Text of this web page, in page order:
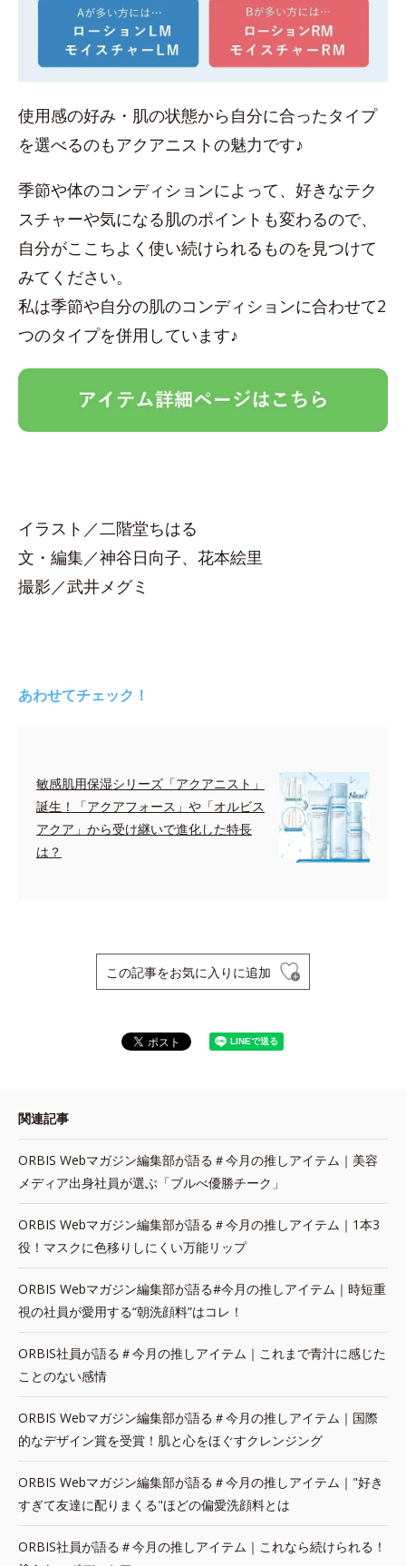
使用感の好み・肌の状態から自分に合ったタイプ
を選べるのもアクアニストの魅力です♪
季節や体のコンディションによって、好きなテク
スチャーや気になる肌のポイントも変わるので、
自分がここちよく使い続けられるものを見つけて
みてください。
私は季節や自分の肌のコンディションに合わせて2
つのタイプを併用しています♪
イラスト／二階堂ちはる
文・編集／神谷日向子、花本絵里
撮影／武井メグミ
あわせてチェック！
敏感肌用保湿シリーズ「アクアニスト」
誕生！「アクアフォース」や「オルビス
アクア」から受け継いで進化した特長
は？
この記事をお気に入りに追加
関連記事
ORBIS Webマガジン編集部が語る＃今月の推しアイテム｜美容
メディア出身社員が選ぶ「ブルべ優勝チーク」
ORBIS Webマガジン編集部が語る＃今月の推しアイテム｜1本3
役！マスクに色移りしにくい万能リップ
ORBIS Webマガジン編集部が語る#今月の推しアイテム｜時短重
視の社員が愛用する“朝洗顔料”はコレ！
ORBIS社員が語る＃今月の推しアイテム｜これまで青汁に感じた
ことのない感情
ORBIS Webマガジン編集部が語る＃今月の推しアイテム｜国際
的なデザイン賞を受賞！肌と心をほぐすクレンジング
ORBIS Webマガジン編集部が語る＃今月の推しアイテム｜"好き
すぎて友達に配りまくる"ほどの偏愛洗顔料とは
ORBIS社員が語る＃今月の推しアイテム｜これなら続けられる！